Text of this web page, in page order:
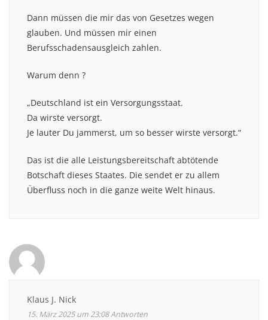
Dann müssen die mir das von Gesetzes wegen
glauben. Und müssen mir einen
Berufsschadensausgleich zahlen.
Warum denn ?
„Deutschland ist ein Versorgungsstaat.
Da wirste versorgt.
Je lauter Du jammerst, um so besser wirste versorgt.“
Das ist die alle Leistungsbereitschaft abtötende
Botschaft dieses Staates. Die sendet er zu allem
Überfluss noch in die ganze weite Welt hinaus.
Klaus J. Nick
15. März 2025 um 23:08Antworten